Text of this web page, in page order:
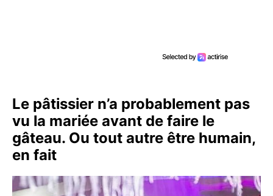
Le pâtissier n’a probablement pas
vu la mariée avant de faire le
gâteau. Ou tout autre être humain,
en fait